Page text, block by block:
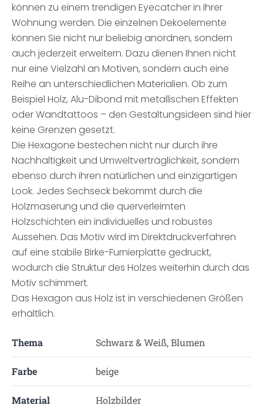
können zu einem trendigen Eyecatcher in Ihrer
Wohnung werden. Die einzelnen Dekoelemente
können Sie nicht nur beliebig anordnen, sondern
auch jederzeit erweitern. Dazu dienen Ihnen nicht
nur eine Vielzahl an Motiven, sondern auch eine
Reihe an unterschiedlichen Materialien. Ob zum
Beispiel Holz, Alu-Dibond mit metallischen Effekten
oder Wandtattoos – den Gestaltungsideen sind hier
keine Grenzen gesetzt.
Die Hexagone bestechen nicht nur durch ihre
Nachhaltigkeit und Umweltverträglichkeit, sondern
ebenso durch ihren natürlichen und einzigartigen
Look. Jedes Sechseck bekommt durch die
Holzmaserung und die querverleimten
Holzschichten ein individuelles und robustes
Aussehen. Das Motiv wird im Direktdruckverfahren
auf eine stabile Birke-Furnierplatte gedruckt,
wodurch die Struktur des Holzes weiterhin durch das
Motiv schimmert.
Das Hexagon aus Holz ist in verschiedenen Größen
erhältlich.
Thema Schwarz & Weiß, Blumen
Farbe beige
Material Holzbilder